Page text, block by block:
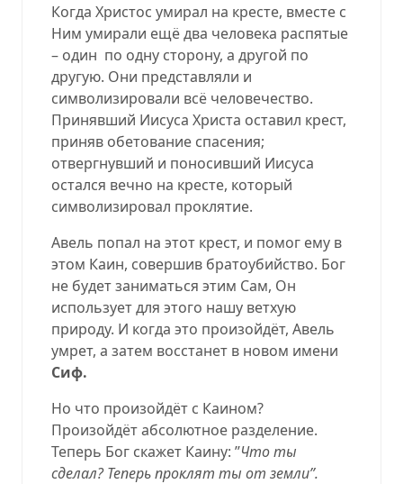
Когда Христос умирал на кресте, вместе с
Ним умирали ещё два человека распятые
– один по одну сторону, а другой по
другую. Они представляли и
символизировали всё человечество.
Принявший Иисуса Христа оставил крест,
приняв обетование спасения;
отвергнувший и поносивший Иисуса
остался вечно на кресте, который
символизировал проклятие.
Авель попал на этот крест, и помог ему в
этом Каин, совершив братоубийство. Бог
не будет заниматься этим Сам, Он
использует для этого нашу ветхую
природу. И когда это произойдёт, Авель
умрет, а затем восстанет в новом имени
Сиф.
Но что произойдёт с Каином?
Произойдёт абсолютное разделение.
Теперь Бог скажет Каину: ’’Что ты
сделал? Теперь проклят ты от земли’’.